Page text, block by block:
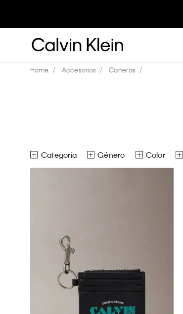
Accesorios Carteras
Género Color